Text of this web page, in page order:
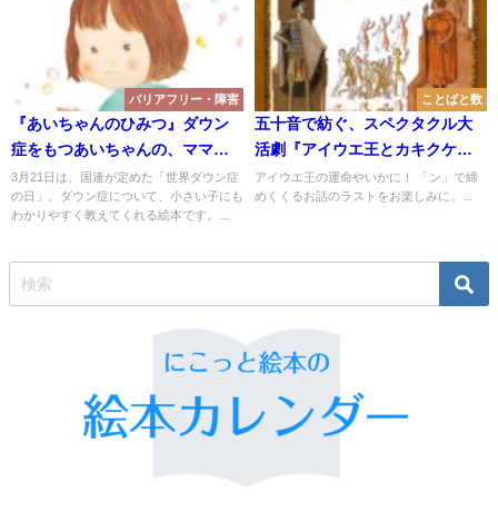
バリアフリー・障害
『あいちゃんのひみつ』ダウン
症をもつあいちゃんの、ママか
らのお手紙
3月21日は、国連が定めた「世界ダウン症
の日」。ダウン症について、小さい子にも
わかりやすく教えてくれる絵本です。...
ことばと数
五十音で紡ぐ、スペクタクル大
活劇『アイウエ王とカキクケ
公』
アイウエ王の運命やいかに！ 「ン」で締
めくくるお話のラストをお楽しみに。...